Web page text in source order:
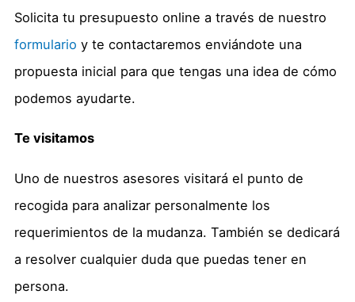
Solicita tu presupuesto online a través de nuestro
formulario y te contactaremos enviándote una
propuesta inicial para que tengas una idea de cómo
podemos ayudarte.
Te visitamos
Uno de nuestros asesores visitará el punto de
recogida para analizar personalmente los
requerimientos de la mudanza. También se dedicará
a resolver cualquier duda que puedas tener en
persona.